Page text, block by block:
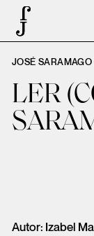
José
A
JOSÉ
LER
Autor: Izabel